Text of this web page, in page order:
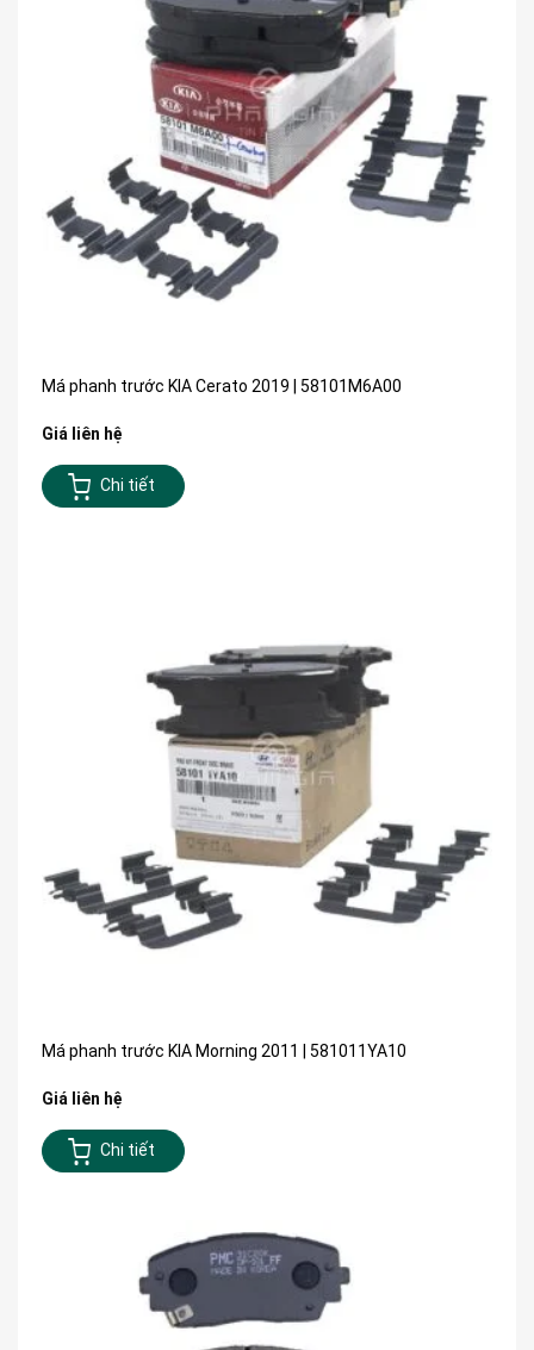
Má phanh trước KIA Cerato 2019 | 58101M6A00
Giá liên hệ
Chi tiết
Má phanh trước KIA Morning 2011 | 581011YA10
Giá liên hệ
Chi tiết